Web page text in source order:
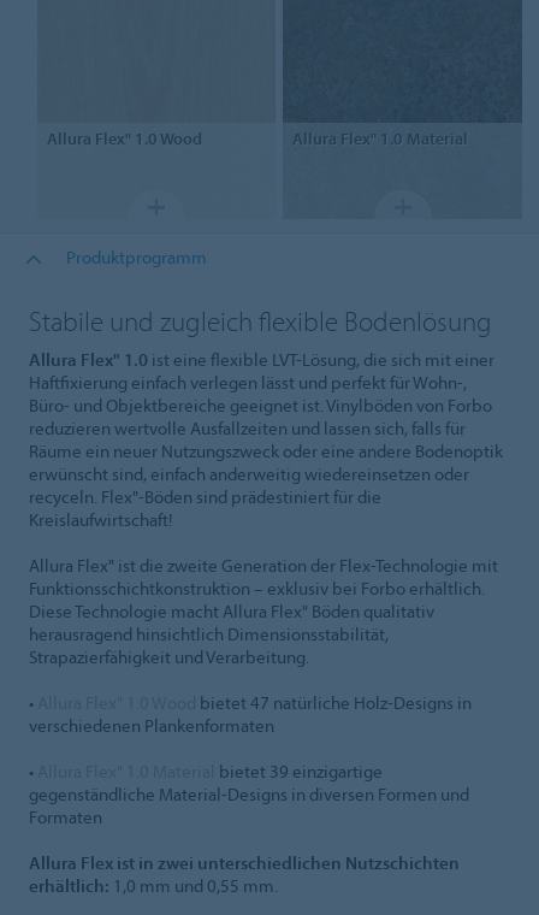
Allura Flex" 1.0 Wood Allura Flex" 1.0 Material
Produktprogramm
Stabile und zugleich flexible Bodenlösung
Allura Flex" 1.0 ist eine flexible LVT-Lösung, die sich mit einer
Haftfixierung einfach verlegen lässt und perfekt für Wohn-,
Büro- und Objektbereiche geeignet ist. Vinylböden von Forbo
reduzieren wertvolle Ausfallzeiten und lassen sich, falls für
Räume ein neuer Nutzungszweck oder eine andere Bodenoptik
erwünscht sind, einfach anderweitig wiedereinsetzen oder
recyceln. Flex"-Böden sind prädestiniert für die
Kreislaufwirtschaft!
Allura Flex" ist die zweite Generation der Flex-Technologie mit
Funktionsschichtkonstruktion – exklusiv bei Forbo erhältlich.
Diese Technologie macht Allura Flex" Böden qualitativ
herausragend hinsichtlich Dimensionsstabilität,
Strapazierfähigkeit und Verarbeitung.
•
bietet 47 natürliche Holz-Designs in
verschiedenen Plankenformaten
•
bietet 39 einzigartige
gegenständliche Material-Designs in diversen Formen und
Formaten
Allura Flex ist in zwei unterschiedlichen Nutzschichten
erhältlich: 1,0 mm und 0,55 mm.